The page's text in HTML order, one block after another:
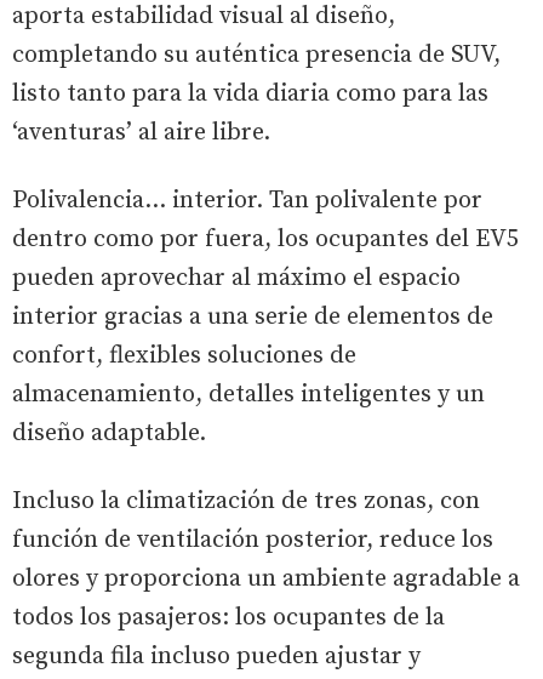
aporta estabilidad visual al diseño,
completando su auténtica presencia de SUV,
listo tanto para la vida diaria como para las
‘aventuras’ al aire libre.
Polivalencia… interior. Tan polivalente por
dentro como por fuera, los ocupantes del EV5
pueden aprovechar al máximo el espacio
interior gracias a una serie de elementos de
confort, flexibles soluciones de
almacenamiento, detalles inteligentes y un
diseño adaptable.
Incluso la climatización de tres zonas, con
función de ventilación posterior, reduce los
olores y proporciona un ambiente agradable a
todos los pasajeros: los ocupantes de la
segunda fila incluso pueden ajustar y